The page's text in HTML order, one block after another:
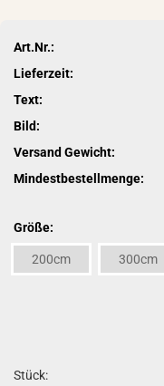
Art.Nr.:
Lieferzeit:
Text:
Bild:
Versand Gewicht:
Mindestbestellmenge:
Größe:
200cm 300cm
Stück: